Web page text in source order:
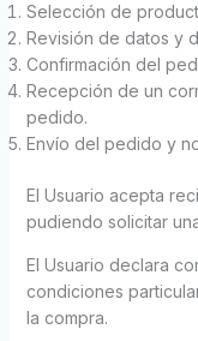
Selección de
Revisión de datos y
Confirmación del
Recepción de un
pedido.
Envío del pedido y
El Usuario acepta
pudiendo solicitar
El Usuario declara
condiciones
la compra.